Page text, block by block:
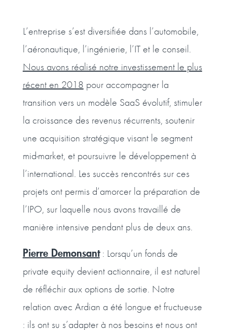
L’entreprise s’est diversifiée dans l’automobile,
l’aéronautique, l’ingénierie, l’IT et le conseil.
Nous avons réalisé notre investissement le plus
récent en 2018 pour accompagner la
transition vers un modèle SaaS évolutif, stimuler
la croissance des revenus récurrents, soutenir
une acquisition stratégique visant le segment
mid-market, et poursuivre le développement à
l’international. Les succès rencontrés sur ces
projets ont permis d’amorcer la préparation de
l’IPO, sur laquelle nous avons travaillé de
manière intensive pendant plus de deux ans.
Pierre Demonsant: Lorsqu’un fonds de
private equity devient actionnaire, il est naturel
de réfléchir aux options de sortie. Notre
relation avec Ardian a été longue et fructueuse
: ils ont su s’adapter à nos besoins et nous ont